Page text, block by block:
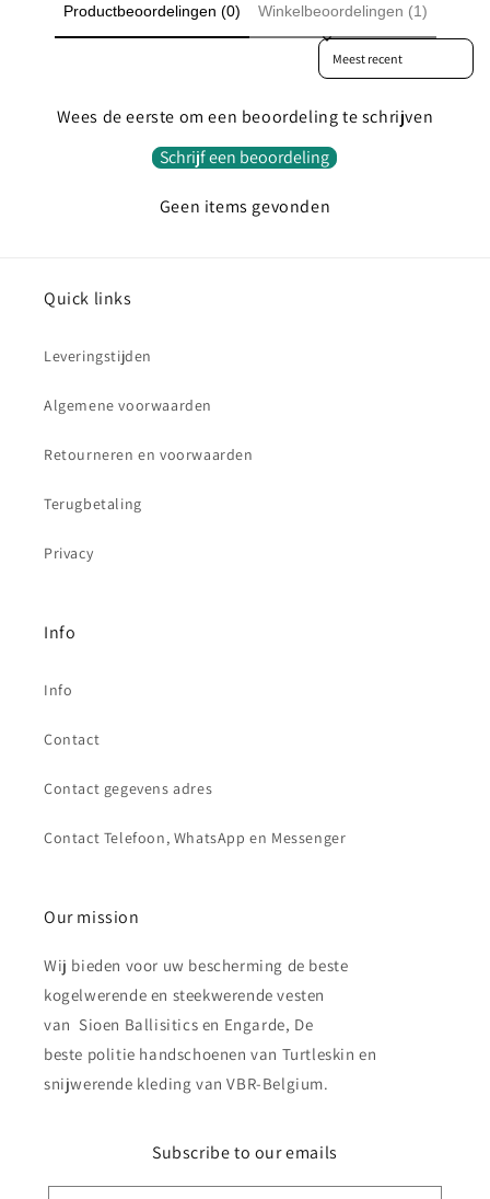
Productbeoordelingen (0) Winkelbeoordelingen (1)
Sort reviews by
Wees de eerste om een beoordeling te schrijven
Schrijf een beoordeling
Geen items gevonden
Quick links
Leveringstijden
Algemene voorwaarden
Retourneren en voorwaarden
Terugbetaling
Privacy
Info
Info
Contact
Contact gegevens adres
Contact Telefoon, WhatsApp en Messenger
Our mission
Wij bieden voor uw bescherming de beste
kogelwerende en steekwerende vesten
van Sioen Ballisitics en Engarde, De
beste politie handschoenen van Turtleskin en
snijwerende kleding van VBR-Belgium.
Subscribe to our emails